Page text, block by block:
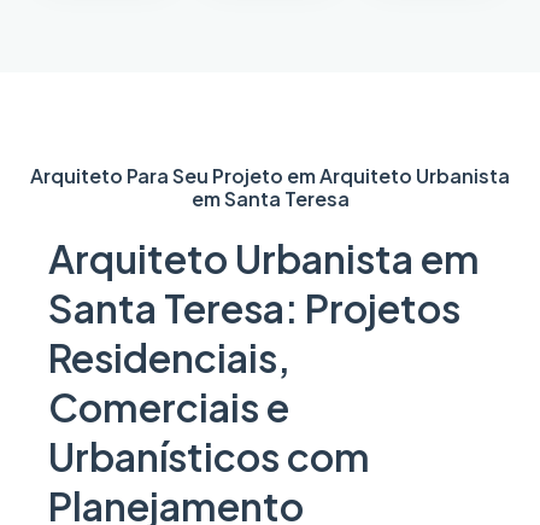
Arquiteto Para Seu Projeto emArquiteto Urbanista
em Santa Teresa
Arquiteto Urbanista em
Santa Teresa: Projetos
Residenciais,
Comerciais e
Urbanísticos com
Planejamento